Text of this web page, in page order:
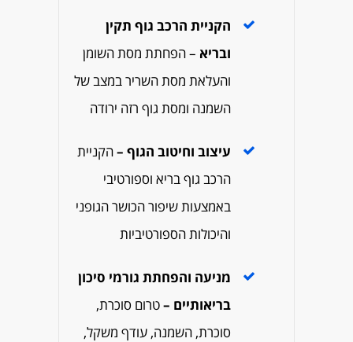
הקניית הרכב גוף תקין
ובריא – הפחתת מסת השומן
והעלאת מסת השריר במצב של
השמנה ומסת גוף רזה ירודה
עיצוב וחיטוב הגוף –הקניית
הרכב גוף בריא וספורטיבי
באמצעות שיפור הכושר הגופני
והיכולות הספורטיביות
מניעה והפחתת גורמי סיכון
בריאותיים –טרום סוכרת,
סוכרת, השמנה, עודף משקל,